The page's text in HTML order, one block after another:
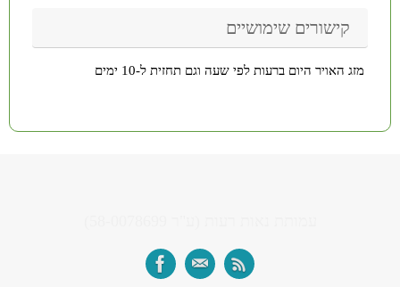
קישורים שימושיים
מזג האויר היום ברעות לפי שעה וגם תחזית ל-10 ימים